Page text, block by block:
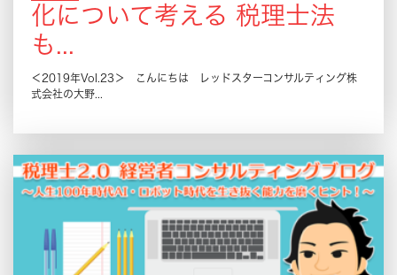
化について考える 税理士法
も...
＜2019年Vol.23＞ こんにちは レッドスターコンサルティング株
式会社の大野...